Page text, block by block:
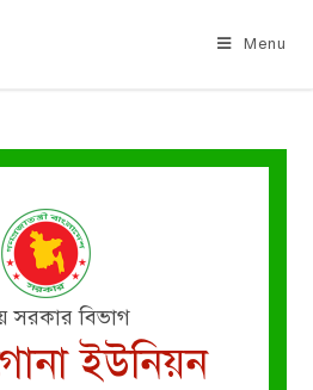
Menu
সরকার বিভাগ
ইউনিয়ন